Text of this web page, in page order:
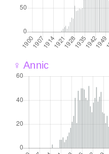
♀ Annic